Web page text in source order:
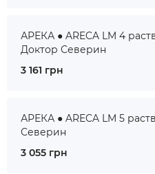
АРЕКА ● ARECA LM 4
Доктор Северин
3 161 грн
АРЕКА ● ARECA LM 5
Северин
3 055 грн